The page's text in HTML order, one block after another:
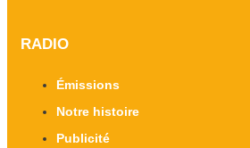
RADIO
Émissions
Notre histoire
Publicité